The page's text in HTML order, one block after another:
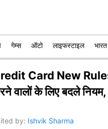
गेम्स ऑटो लाइफस्टाइल भारत
Card New
वालों के लिए बदले
by: Ishvik Sharma